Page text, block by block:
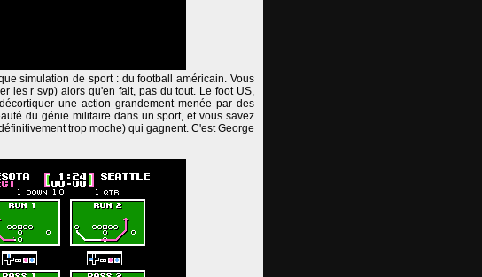
simulation de sport : du football américain. Vous
les r svp) alors qu'en fait, pas du tout. Le foot US,
une action grandement menée par des
du génie militaire dans un sport, et vous savez
trop moche) qui gagnent. C'est George